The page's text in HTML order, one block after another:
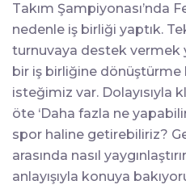
Takım Şampiyonası’nda
nedenle iş birliği yaptık.
turnuvaya destek vermek
bir iş birliğine
isteğimiz var. Dolayısıyla
öte ‘Daha fazla ne
spor haline getirebiliriz?
arasında nasıl
anlayışıyla konuya